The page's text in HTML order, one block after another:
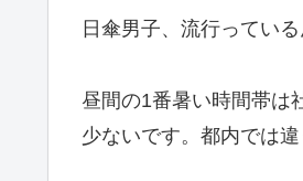
日傘男子、流行っている
昼間の1番暑い時間帯は
少ないです。都内では違